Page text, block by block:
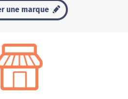
une marque